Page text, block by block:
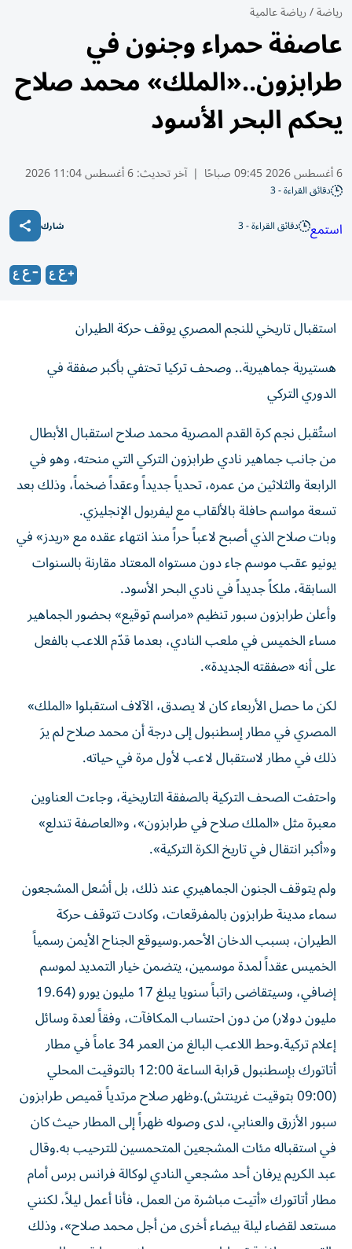
رياضة/رياضة عالمية
عاصفة حمراء وجنون في
طرابزون..«الملك» محمد صلاح
يحكم البحر الأسود
6 أغسطس 2026 09:45 صباحًا | آخر تحديث:6 أغسطس 11:04 2026
دقائق القراءة - 3
استمع دقائق القراءة - 3 شارك
استقبال تاريخي للنجم المصري يوقف حركة الطيران
هستيرية جماهيرية.. وصحف تركيا تحتفي بأكبر صفقة في
الدوري التركي
استُقبل نجم كرة القدم المصرية محمد صلاح استقبال الأبطال
من جانب جماهير نادي طرابزون التركي التي منحته، وهو في
الرابعة والثلاثين من عمره، تحدياً جديداً وعقداً ضخماً، وذلك بعد
تسعة مواسم حافلة بالألقاب مع ليفربول الإنجليزي.
وبات صلاح الذي أصبح لاعباً حراً منذ انتهاء عقده مع «ريدز» في
يونيو عقب موسم جاء دون مستواه المعتاد مقارنة بالسنوات
السابقة، ملكاً جديداً في نادي البحر الأسود.
وأعلن طرابزون سبور تنظيم «مراسم توقيع» بحضور الجماهير
مساء الخميس في ملعب النادي، بعدما قدّم اللاعب بالفعل
على أنه «صفقته الجديدة».
لكن ما حصل الأربعاء كان لا يصدق، الآلاف استقبلوا «الملك»
المصري في مطار إسطنبول إلى درجة أن محمد صلاح لم يرَ
ذلك في مطار لاستقبال لاعب لأول مرة في حياته.
واحتفت الصحف التركية بالصفقة التاريخية، وجاءت العناوين
معبرة مثل «الملك صلاح في طرابزون»، و«العاصفة تندلع»
و«أكبر انتقال في تاريخ الكرة التركية».
ولم يتوقف الجنون الجماهيري عند ذلك، بل أشعل المشجعون
سماء مدينة طرابزون بالمفرقعات، وكادت تتوقف حركة
الطيران، بسبب الدخان الأحمر.وسيوقع الجناح الأيمن رسمياً
الخميس عقداً لمدة موسمين، يتضمن خيار التمديد لموسم
إضافي، وسيتقاضى راتباً سنويا يبلغ 17 مليون يورو (19.64
مليون دولار) من دون احتساب المكافآت، وفقاً لعدة وسائل
إعلام تركية.وحط اللاعب البالغ من العمر 34 عاماً في مطار
أتاتورك بإسطنبول قرابة الساعة 12:00 بالتوقيت المحلي
(09:00 بتوقيت غرينتش).وظهر صلاح مرتدياً قميص طرابزون
سبور الأزرق والعنابي، لدى وصوله ظهراً إلى المطار حيث كان
في استقباله مئات المشجعين المتحمسين للترحيب به.وقال
عبد الكريم يرفان أحد مشجعي النادي لوكالة فرانس برس أمام
مطار أتاتورك «أتيت مباشرة من العمل، فأنا أعمل ليلاً، لكنني
مستعد لقضاء ليلة بيضاء أخرى من أجل محمد صلاح»، وذلك